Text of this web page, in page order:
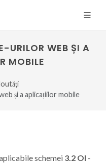
URILOR WEB ȘI A
MOBILE
și a aplicațiilor mobile
schemei 3.2 OI -